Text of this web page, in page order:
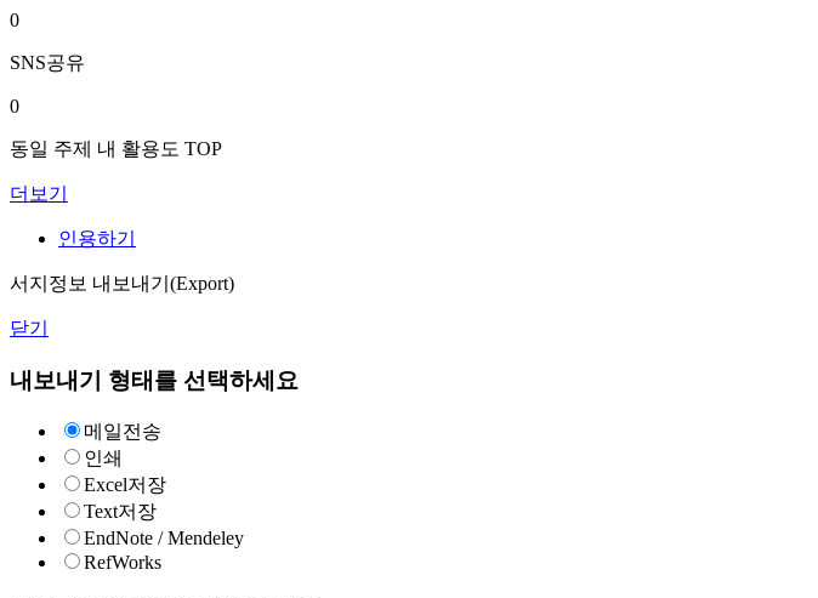
0
SNS공유
0
동일 주제 내 활용도 TOP
더보기
인용하기
서지정보 내보내기(Export)
닫기
내보내기 형태를 선택하세요
메일전송
인쇄
Excel저장
Text저장
EndNote / Mendeley
RefWorks